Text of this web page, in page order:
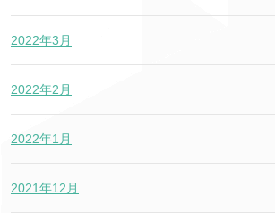
2022年3月
2022年2月
2022年1月
2021年12月